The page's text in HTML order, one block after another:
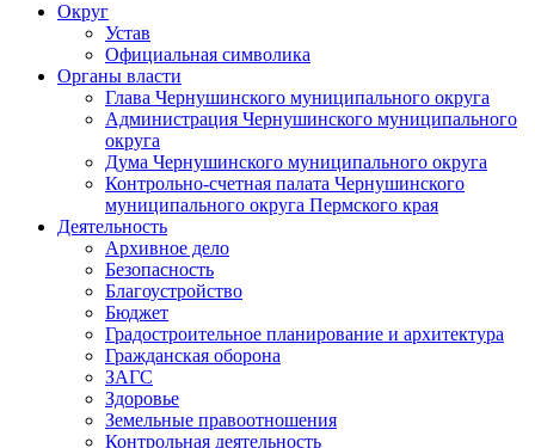
Округ
Устав
Официальная символика
Органы власти
Глава Чернушинского муниципального округа
Администрация Чернушинского муниципального
округа
Дума Чернушинского муниципального округа
Контрольно-счетная палата Чернушинского
муниципального округа Пермского края
Деятельность
Архивное дело
Безопасность
Благоустройство
Бюджет
Градостроительное планирование и архитектура
Гражданская оборона
ЗАГС
Здоровье
Земельные правоотношения
Контрольная деятельность